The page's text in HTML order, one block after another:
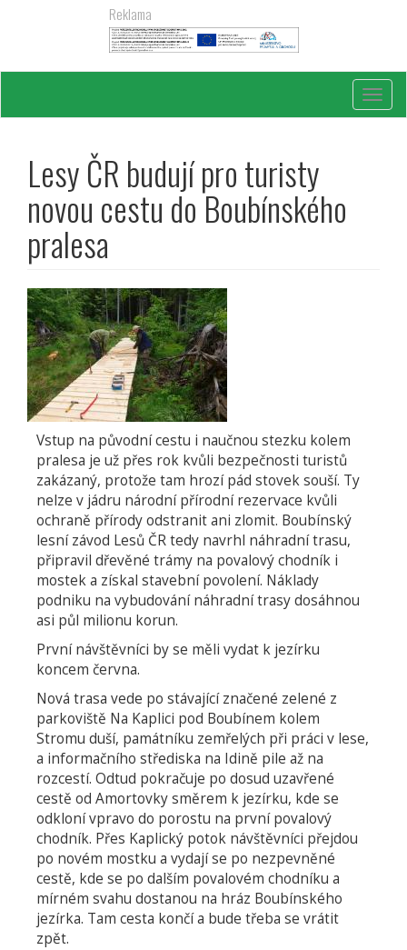
Reklama
Lesy ČR budují pro turisty
novou cestu do Boubínského
pralesa
Vstup na původní cestu i naučnou stezku kolem
pralesa je už přes rok kvůli bezpečnosti turistů
zakázaný, protože tam hrozí pád stovek souší. Ty
nelze v jádru národní přírodní rezervace kvůli
ochraně přírody odstranit ani zlomit. Boubínský
lesní závod Lesů ČR tedy navrhl náhradní trasu,
připravil dřevěné trámy na povalový chodník i
mostek a získal stavební povolení. Náklady
podniku na vybudování náhradní trasy dosáhnou
asi půl milionu korun.
První návštěvníci by se měli vydat k jezírku
koncem června.
Nová trasa vede po stávající značené zelené z
parkoviště Na Kaplici pod Boubínem kolem
Stromu duší, památníku zemřelých při práci v lese,
a informačního střediska na Idině pile až na
rozcestí. Odtud pokračuje po dosud uzavřené
cestě od Amortovky směrem k jezírku, kde se
odkloní vpravo do porostu na první povalový
chodník. Přes Kaplický potok návštěvníci přejdou
po novém mostku a vydají se po nezpevněné
cestě, kde se po dalším povalovém chodníku a
mírném svahu dostanou na hráz Boubínského
jezírka. Tam cesta končí a bude třeba se vrátit
zpět.